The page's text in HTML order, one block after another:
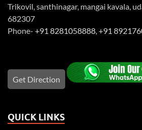
Trikovil, santhinagar, mangai kavala,
682307
Phone- +91 8281058888,+91
Get Direction
QUICK LINKS